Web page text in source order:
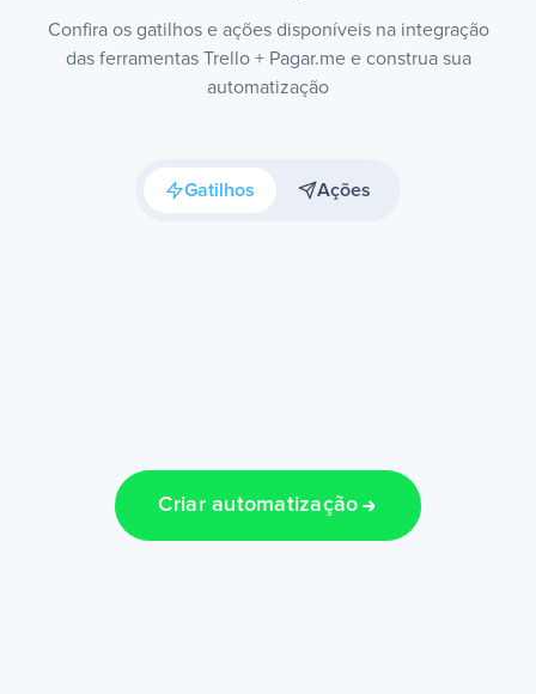
Confira os gatilhos e ações disponíveis na integração
das ferramentas Trello + Pagar.me e construa sua
automatização
Gatilhos Ações
Criar automatização